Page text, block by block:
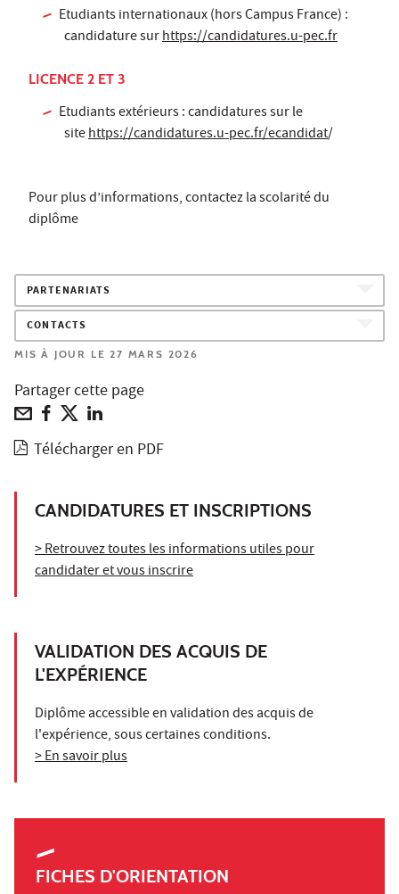
Etudiants internationaux (hors Campus France) :
candidature surhttps://candidatures.u-pec.fr
LICENCE 2 ET 3
Etudiants extérieurs : candidatures sur le
sitehttps://candidatures.u-pec.fr/ecandidat/
Pour plus d’informations, contactez la scolarité du
diplôme
PARTENARIATS
CONTACTS
MIS À JOUR LE 27 MARS 2026
Partager cette page
Télécharger en PDF
CANDIDATURES ET INSCRIPTIONS
> Retrouvez toutes les informations utiles pour
candidater et vous inscrire
VALIDATION DES ACQUIS DE
L'EXPÉRIENCE
Diplôme accessible en validation des acquis de
l'expérience, sous certaines conditions.
> En savoir plus
FICHES D'ORIENTATION